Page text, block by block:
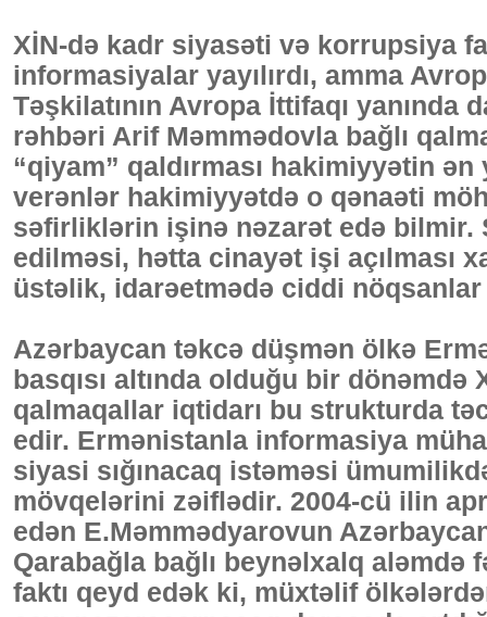
XİN-də kadr siyasəti və korrupsiya
informasiyalar yayılırdı, amma
Təşkilatının Avropa İttifaqı
rəhbəri Arif Məmmədovla bağlı
“qiyam” qaldırması hakimiyyətin
verənlər hakimiyyətdə o qənaəti
səfirliklərin işinə nəzarət edə bilmir.
edilməsi, hətta cinayət işi açılması
üstəlik, idarəetmədə ciddi
Azərbaycan təkcə düşmən ölkə
basqısı altında olduğu bir
qalmaqallar iqtidarı bu strukturda
edir. Ermənistanla informasiya
siyasi sığınacaq istəməsi
mövqelərini zəiflədir. 2004-cü ilin
edən E.Məmmədyarovun
Qarabağla bağlı beynəlxalq
faktı qeyd edək ki, müxtəlif